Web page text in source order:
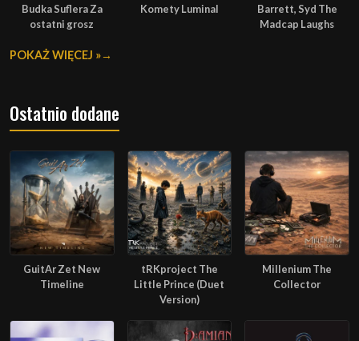
Budka Suflera Za
ostatni grosz
Komety Luminal
Barrett, Syd The
Madcap Laughs
POKAŻ WIĘCEJ »
Ostatnio dodane
GuitAr Zet New
Timeline
tRKproject The
Little Prince (Duet
Version)
Millenium The
Collector